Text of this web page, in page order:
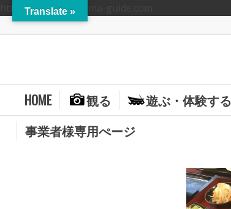
https://hitoyoshikuma-guide.com
HOME 観る 遊ぶ・体験する
事業者様専用ぺージ
Translate »